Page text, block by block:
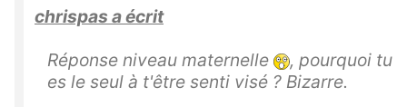
chrispas a écrit
Réponse niveau maternelle
, pourquoi tu
es le seul à t'être senti visé ? Bizarre.